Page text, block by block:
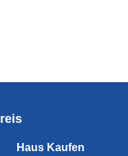
Haus Kaufen